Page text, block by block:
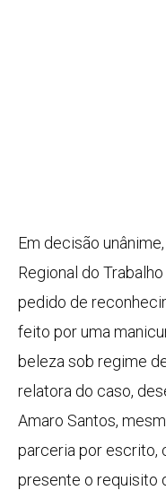
Em decisão
Regional do
pedido de
feito por uma
beleza sob regime
relatora do caso,
Amaro Santos,
parceria por escrito,
presente o requisito